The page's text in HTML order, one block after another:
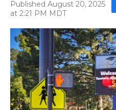
Published August 20, 2025
at 2:21 PM MDT
F
a
c
e
b
o
o
k